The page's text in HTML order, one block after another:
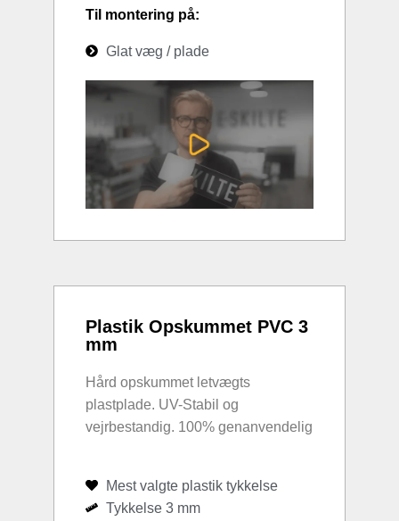
Til montering på:
Glat væg / plade
Plastik Opskummet PVC 3
mm
Hård opskummet letvægts
plastplade. UV-Stabil og
vejrbestandig. 100% genanvendelig
Mest valgte plastik tykkelse
Tykkelse 3 mm